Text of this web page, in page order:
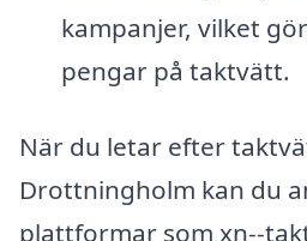
kampanjer, vilket
pengar på taktvätt.
När du letar efter
Drottningholm kan du
plattformar som xn--